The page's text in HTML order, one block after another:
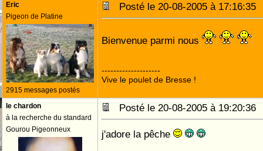
Eric
Pigeon de Platine
2915 messages postés
Posté le 20-08-2005 à
Bienvenue parmi nous
--------------------
Vive le poulet de Bresse !
le chardon
à la recherche du standard
Gourou Pigeonneux
Posté le 20-08-2005 à
j'adore la pêche